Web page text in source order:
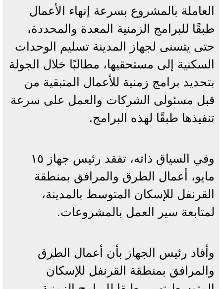
العاملة بالمشروع بسرعة إنهاء الأعمال
طبقًا للبرامج الزمنية المعدة والمحددة،
حتى يتسنى لجهاز المدينة تسليم الوحدات
السكنية إلى مستحقيها، مطالبًا خلال الجولة
بتحديد برامج زمنية للأعمال المتبقية من
قبل مسئولى الشركات والعمل على سرعة
تنفيذها طبقًا لهذه البرامج.
وفي السياق ذاته، تفقد رئيس جهاز ١٥
مايو، أعمال الطرق والمرافق بمنطقة
القرنفل للإسكان المتوسط بالمدينة،
لمتابعة سير العمل بالمشروعات.
وأفاد رئيس الجهاز بأن أعمال الطرق
والمرافق بمنطقة القرنفل للإسكان